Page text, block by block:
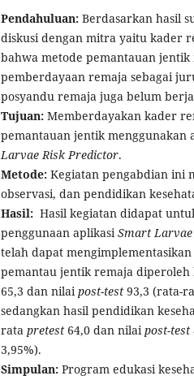
Pendahuluan: Berdasarkan hasil
diskusi dengan mitra yaitu kader
bahwa metode pemantauan
pemberdayaan remaja sebagai
posyandu remaja juga belum
Tujuan: Memberdayakan kader
pemantauan jentik menggunakan
Larvae Risk Predictor.
Metode: Kegiatan pengabdian ini
observasi, dan pendidikan
Hasil: Hasil kegiatan didapat
penggunaan aplikasiSmart
telah dapat
pemantau jentik remaja
65,3 dan nilaipost-test 93,3 (rata-
sedangkan hasil pendidikan
rata pretest 64,0 dan nilaipost-test
3,95%).
Simpulan: Program edukasi